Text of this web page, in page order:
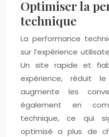
Optimiser la
technique
La performance
sur l’expérience
Un site rapide et
expérience, réduit
augmente les
également en
technique, ce qui
optimisé a plus de